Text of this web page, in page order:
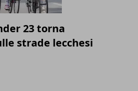
23 torna
strade lecchesi